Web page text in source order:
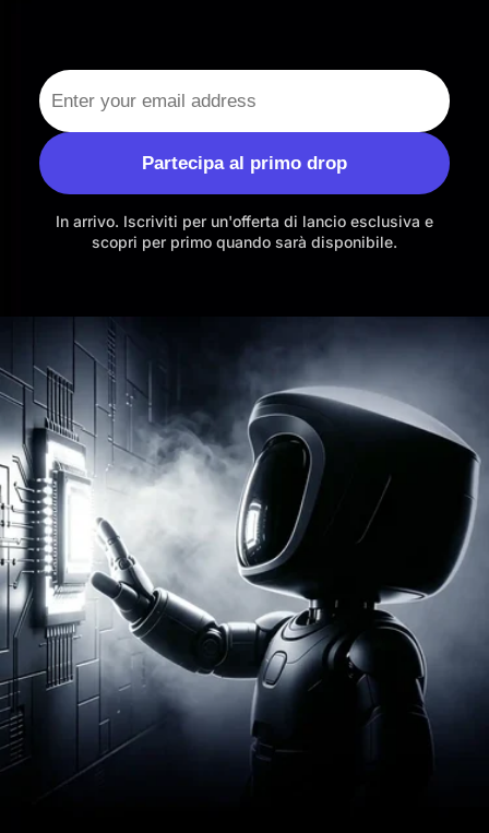
Partecipa al primo drop
In arrivo. Iscriviti per un'offerta di lancio esclusiva e
scopri per primo quando sarà disponibile.